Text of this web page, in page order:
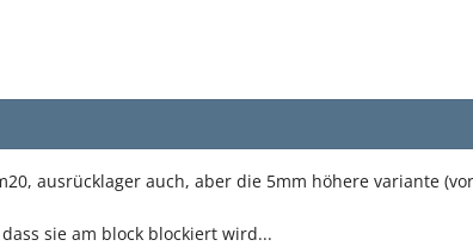
ausrücklager auch, aber die 5mm höhere variante
sie am block blockiert wird...